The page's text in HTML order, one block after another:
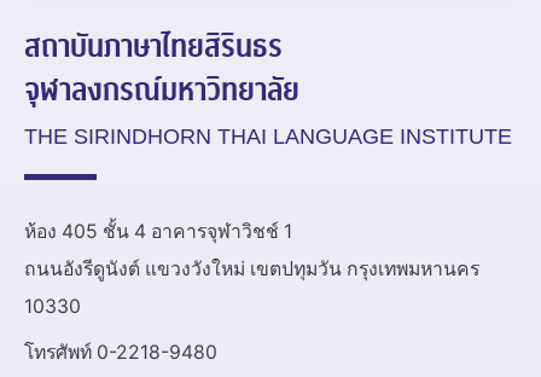
สถาบันภาษาไทยสิรินธร
จุฬาลงกรณ์มหาวิทยาลัย
THE SIRINDHORN THAI LANGUAGE INSTITUTE
ห้อง 405 ชั้น 4 อาคารจุฬาวิชช์ 1
ถนนอังรีดูนังต์ แขวงวังใหม่ เขตปทุมวัน กรุงเทพมหานคร
10330
โทรศัพท์ 0-2218-9480